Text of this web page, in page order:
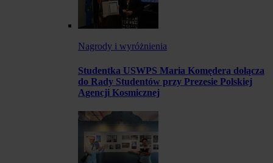
Nagrody i wyróżnienia
Studentka USWPS Maria Komędera dołącza
do Rady Studentów przy Prezesie Polskiej
Agencji Kosmicznej